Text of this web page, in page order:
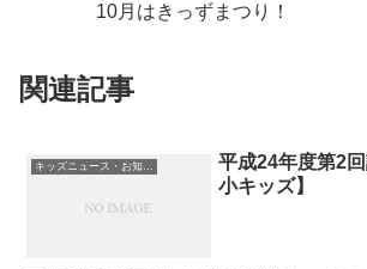
10月はきっずまつり！
関連記事
キッズニュース・お知らせ
平成24年度第2
小キッズ】